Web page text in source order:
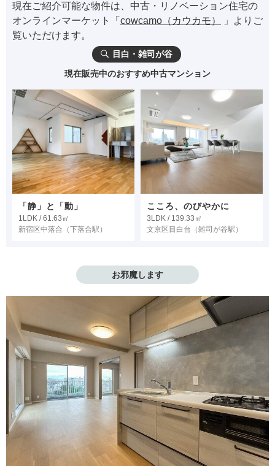
現在ご紹介可能な物件は、中古・リノベーション住宅の
オンラインマーケット「 cowcamo（カウカモ）
」よりご
覧いただけます。
目白・雑司が谷
現在販売中のおすすめ中古マンション
「静」と「動」
1LDK / 61.63㎡
新宿区中落合 （下落合駅）
こころ、のびやかに
3LDK / 139.33㎡
文京区目白台 （雑司が谷駅）
お邪魔します